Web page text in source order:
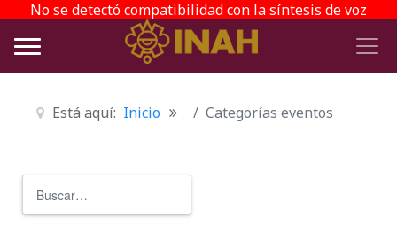
No se detectó compatibilidad con la síntesis de voz
Está aquí: Inicio Categorías eventos